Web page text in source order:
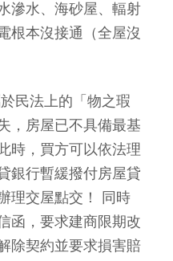
滲水、海砂屋、輻射
根本沒接通（全屋沒
民法上的「物之瑕
，房屋已不具備最基
時，買方可以依法理
銀行暫緩撥付房屋貸
理交屋點交！ 同時
函，要求建商限期改
除契約並要求損害賠